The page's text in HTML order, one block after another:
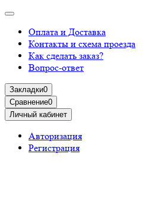
Оплата и Доставка
Контакты и схема проезда
Как сделать заказ?
Вопрос-ответ
Закладки0
Сравнение0
Личный кабинет
Авторизация
Регистрация